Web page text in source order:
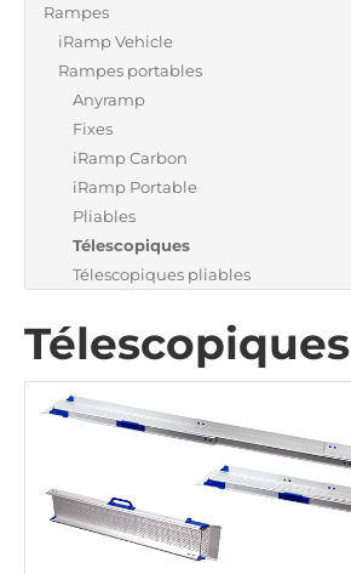
Rampes
iRamp Vehicle
Rampes portables
Anyramp
Fixes
iRamp Carbon
iRamp Portable
Pliables
Télescopiques
Télescopiques pliables
Télescopiques